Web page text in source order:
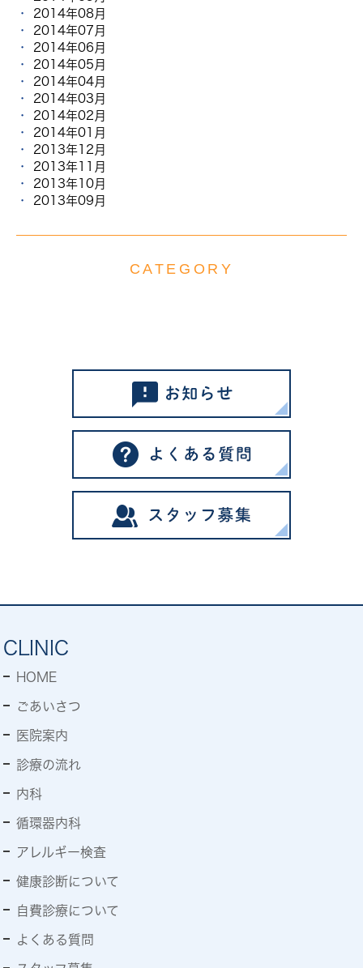
2014年08月
2014年07月
2014年06月
2014年05月
2014年04月
2014年03月
2014年02月
2014年01月
2013年12月
2013年11月
2013年10月
2013年09月
CATEGORY
CLINIC
HOME
ごあいさつ
医院案内
診療の流れ
内科
循環器内科
アレルギー検査
健康診断について
自費診療について
よくある質問